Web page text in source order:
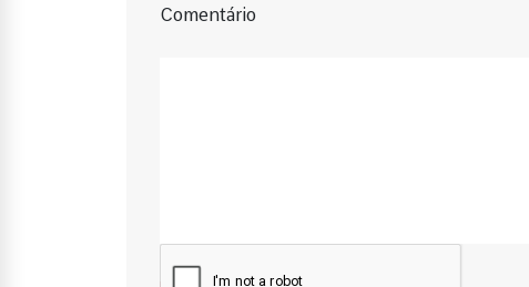
Comentário